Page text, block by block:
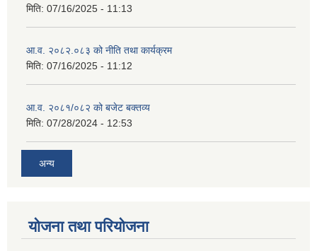
मिति: 07/16/2025 - 11:13
आ.व. २०८२.०८३ को नीति तथा कार्यक्रम
मिति: 07/16/2025 - 11:12
आ.व. २०८१/०८२ को बजेट बक्तव्य
मिति: 07/28/2024 - 12:53
अन्य
योजना तथा परियोजना